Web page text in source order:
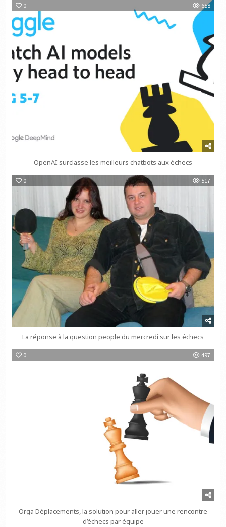
0 658
OpenAI surclasse les meilleurs chatbots aux échecs
0 517
La réponse à la question people du mercredi sur les échecs
0 497
Orga Déplacements, la solution pour aller jouer une rencontre
d’échecs par équipe